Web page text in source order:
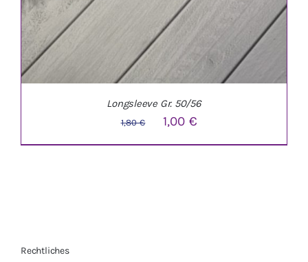
Longsleeve Gr. 50/56
1,80€
Ursprünglicher
Preis
1,00€
Preis
Rechtliches